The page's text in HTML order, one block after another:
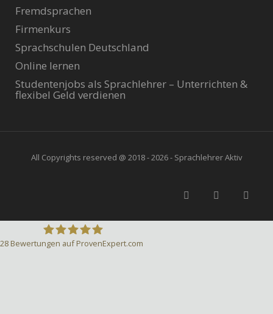
Fremdsprachen
Firmenkurs
Sprachschulen Deutschland
Online lernen
Studentenjobs als Sprachlehrer – Unterrichten &
flexibel Geld verdienen
All Copyrights reserved @ 2018 - 2026 - Sprachlehrer Aktiv
28 Bewertungen auf ProvenExpert.com